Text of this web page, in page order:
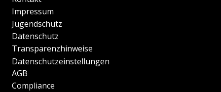
Impressum
Jugendschutz
Datenschutz
Transparenzhinweise
Datenschutzeinstellungen
AGB
Compliance